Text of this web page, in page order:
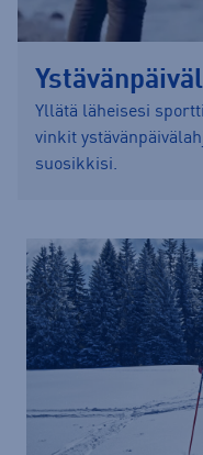
Yllätä läheisesi
vinkit
suosikkisi.